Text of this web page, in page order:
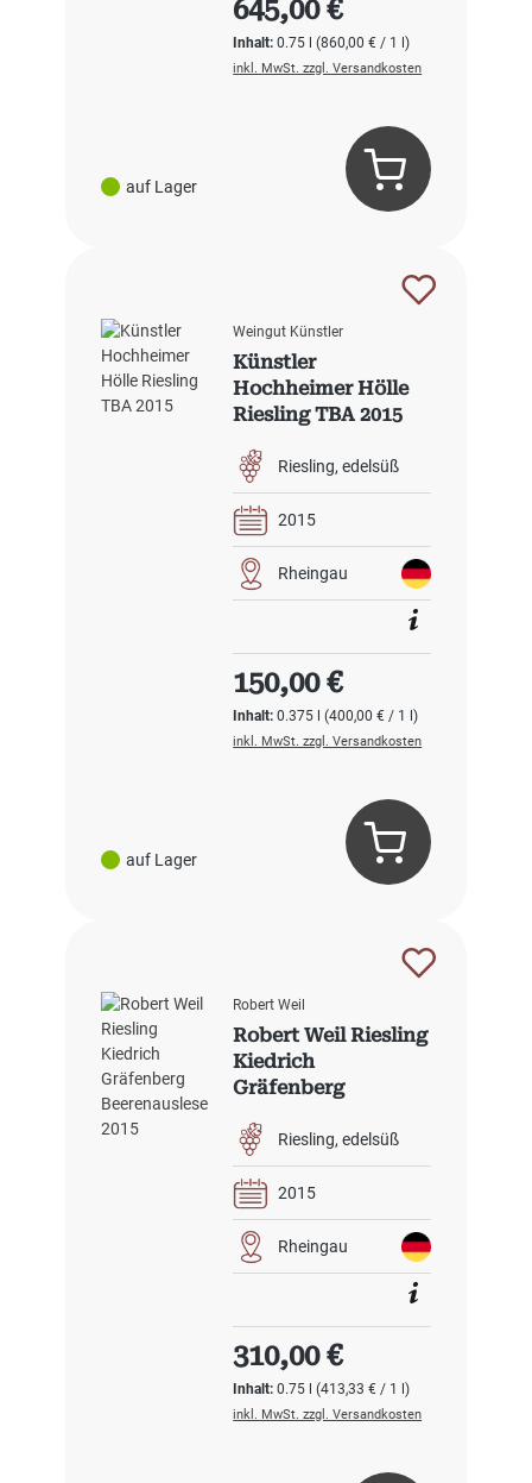
auf Lager
Inhalt:0.75 l(860,00 € / 1 l)
645,00 €
inkl. MwSt. zzgl. Versandkosten
auf Lager
Weingut Künstler
Künstler
Hochheimer Hölle
Riesling TBA 2015
Riesling edelsüß
2015
Rheingau
Inhalt:0.375 l(400,00 € / 1 l)
Regulärer Preis:
150,00 €
inkl. MwSt. zzgl. Versandkosten
Robert Weil
Robert Weil Riesling
Kiedrich
Gräfenberg
Riesling edelsüß
2015
Rheingau
Inhalt:0.75 l(413,33 € / 1 l)
Regulärer Preis:
310,00 €
inkl. MwSt. zzgl. Versandkosten